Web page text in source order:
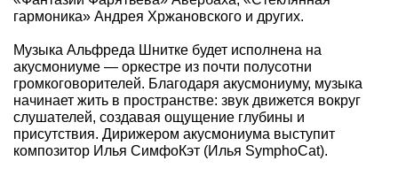
гармоника» Андрея Хржановского и других.
Музыка Альфреда Шнитке будет исполнена на
акусмониуме — оркестре из почти полусотни
громкоговорителей. Благодаря акусмониуму, музыка
начинает жить в пространстве: звук движется вокруг
слушателей, создавая ощущение глубины и
присутствия. Дирижером акусмониума выступит
композитор Илья СимфоКэт (Илья SymphoСat).